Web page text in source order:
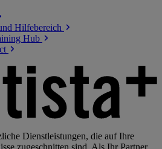
Hilfebereich
Hub
Dienstleistungen, die auf Ihre
zugeschnitten sind. Als Ihr Partner